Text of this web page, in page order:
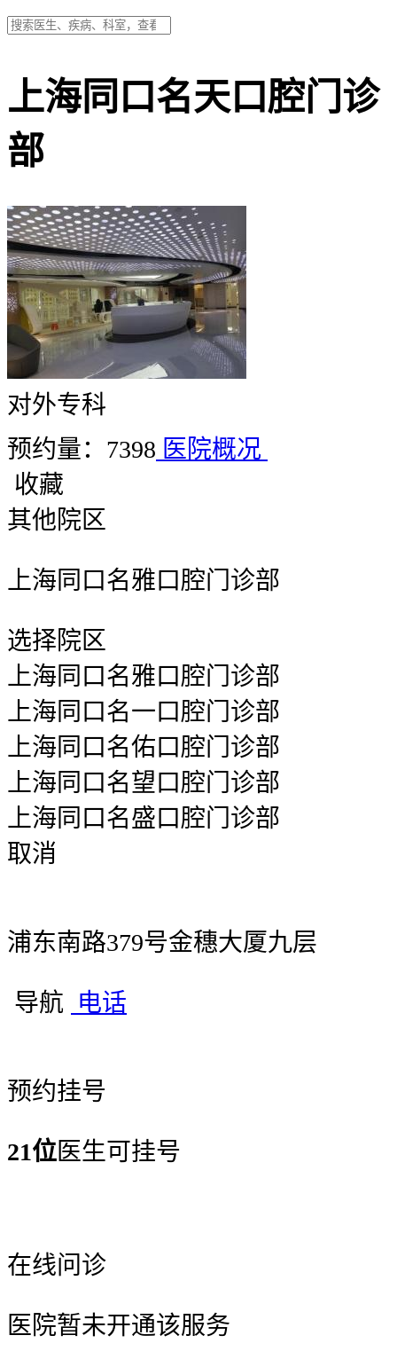
上海同口名天口腔门诊
部
对外专科
预约量：7398 医院概况
收藏
其他院区
上海同口名雅口腔门诊部
选择院区
上海同口名雅口腔门诊部
上海同口名一口腔门诊部
上海同口名佑口腔门诊部
上海同口名望口腔门诊部
上海同口名盛口腔门诊部
取消
浦东南路379号金穗大厦九层
导航 电话
预约挂号
21位医生可挂号
在线问诊
医院暂未开通该服务